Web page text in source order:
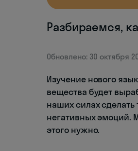
Разбираемся,
Обновлено: 30 октября
Изучение нового
вещества будет
наших силах
негативных эмоций.
этого нужно.